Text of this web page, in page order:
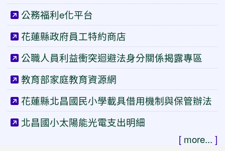
公務福利e化平台
花蓮縣政府員工特約商店
公職人員利益衝突迴避法身分關係揭露專區
教育部家庭教育資源網
花蓮縣北昌國民小學載具借用機制與保管辦法
北昌國小太陽能光電支出明細
[ more... ]